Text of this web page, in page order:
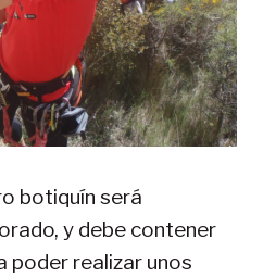
botiquín será
y debe contener
poder realizar unos